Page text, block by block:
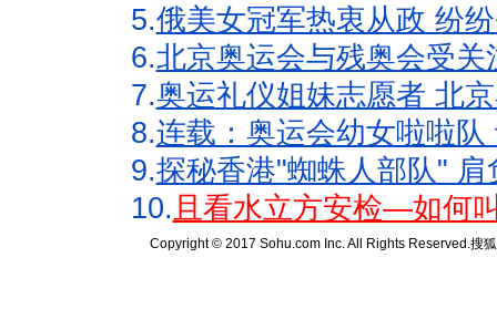
5.俄美女冠军热衷从政 纷
6.北京奥运会与残奥会受
7.奥运礼仪姐妹志愿者 北
8.连载：奥运会幼女啦啦
9.探秘香港"蜘蛛人部队"
10.且看水立方安检—如何
Copyright © 2017 Sohu.com Inc. All Rights Reserved.搜